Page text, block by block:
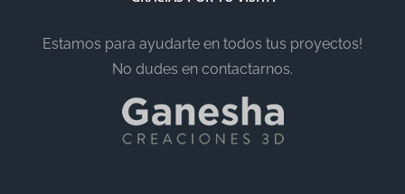
Estamos para ayudarte en todos tus proyectos!
No dudes en contactarnos.